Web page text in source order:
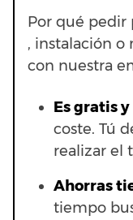
Por qué pedir
, instalación
con nuestra
Es gratis
coste. Tú
realizar el
Ahorras t
tiempo